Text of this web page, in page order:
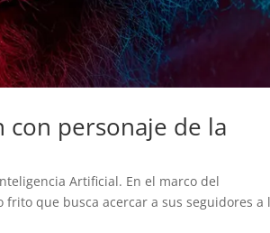
con personaje de la
Artificial. En el marco del
frito que busca acercar a sus seguidores a